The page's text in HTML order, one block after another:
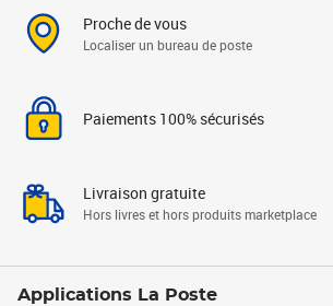
Proche de vous
Localiser un bureau de poste
Paiements 100% sécurisés
Livraison gratuite
Hors livres et hors produits marketplace
Applications La Poste